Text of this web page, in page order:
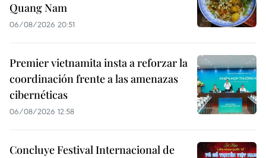
Quang Nam
06/08/2026 20:51
Premier vietnamita insta a reforzar la
coordinación frente a las amenazas
cibernéticas
06/08/2026 12:58
Concluye Festival Internacional de